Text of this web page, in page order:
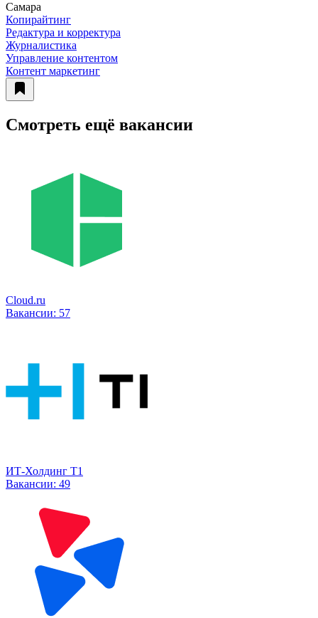
Самара
Копирайтинг
Редактура и корректура
Журналистика
Управление контентом
Контент маркетинг
Смотреть ещё вакансии
Cloud.ru
Вакансии: 57
ИТ-Холдинг Т1
Вакансии: 49